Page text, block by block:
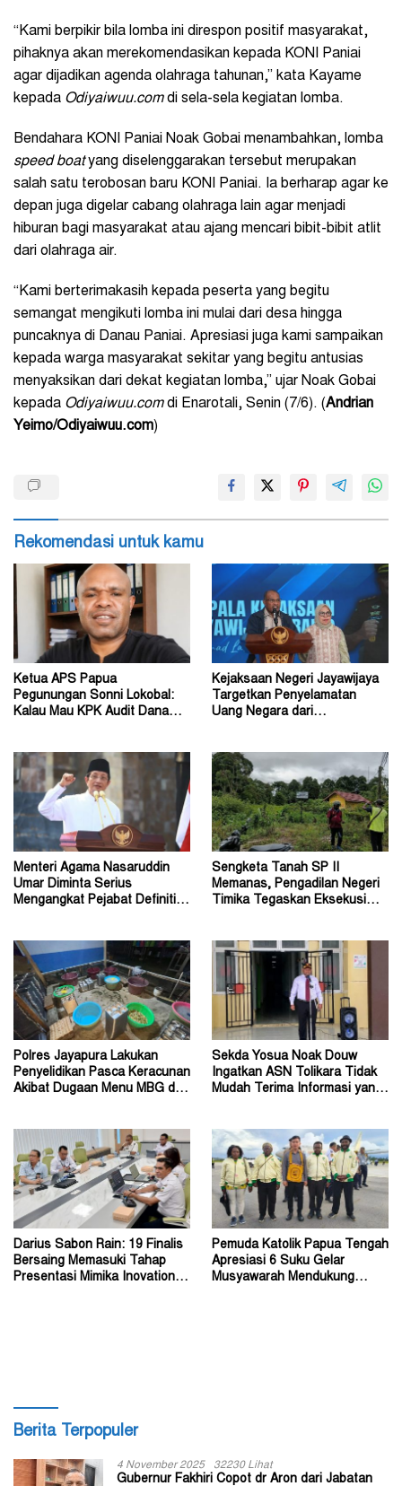
“Kami berpikir bila lomba ini direspon positif masyarakat,
pihaknya akan merekomendasikan kepada KONI Paniai
agar dijadikan agenda olahraga tahunan,” kata Kayame
kepada Odiyaiwuu.comdi sela-sela kegiatan lomba.
Bendahara KONI Paniai Noak Gobai menambahkan, lomba
speed boatyang diselenggarakan tersebut merupakan
salah satu terobosan baru KONI Paniai. Ia berharap agar ke
depan juga digelar cabang olahraga lain agar menjadi
hiburan bagi masyarakat atau ajang mencari bibit-bibit atlit
dari olahraga air.
“Kami berterimakasih kepada peserta yang begitu
semangat mengikuti lomba ini mulai dari desa hingga
puncaknya di Danau Paniai. Apresiasi juga kami sampaikan
kepada warga masyarakat sekitar yang begitu antusias
menyaksikan dari dekat kegiatan lomba,” ujar Noak Gobai
kepada Odiyaiwuu.comdi Enarotali, Senin (7/6). (Andrian
Yeimo/Odiyaiwuu.com)
Rekomendasi untuk kamu
Ketua APS Papua
Pegunungan Sonni Lokobal:
Kalau Mau KPK Audit Dana
Kejaksaan Negeri Jayawijaya
Targetkan Penyelamatan
Uang Negara dari
Menteri Agama Nasaruddin
Umar Diminta Serius
Mengangkat Pejabat Definitif
Sengketa Tanah SP II
Memanas, Pengadilan Negeri
Timika Tegaskan Eksekusi
Polres Jayapura Lakukan
Penyelidikan Pasca Keracunan
Akibat Dugaan Menu MBG di
Sekda Yosua Noak Douw
Ingatkan ASN Tolikara Tidak
Mudah Terima Informasi yang
Darius Sabon Rain: 19 Finalis
Bersaing Memasuki Tahap
Presentasi Mimika Inovation
Pemuda Katolik Papua Tengah
Apresiasi 6 Suku Gelar
Musyawarah Mendukung
Berita Terpopuler
4 November 2025 32230 Lihat
Gubernur Fakhiri Copot dr Aron dari Jabatan